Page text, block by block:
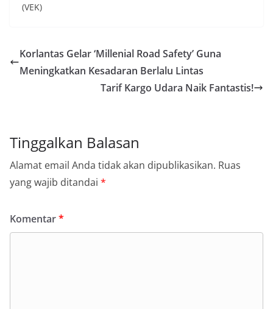
(VEK)
Korlantas Gelar ‘Millenial Road Safety’ Guna
Meningkatkan Kesadaran Berlalu Lintas
Tarif Kargo Udara Naik Fantastis!
Tinggalkan Balasan
Alamat email Anda tidak akan dipublikasikan. Ruas
yang wajib ditandai *
Komentar*